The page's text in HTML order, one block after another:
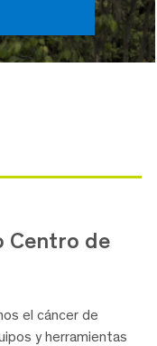
Centro de
el cáncer de
y herramientas